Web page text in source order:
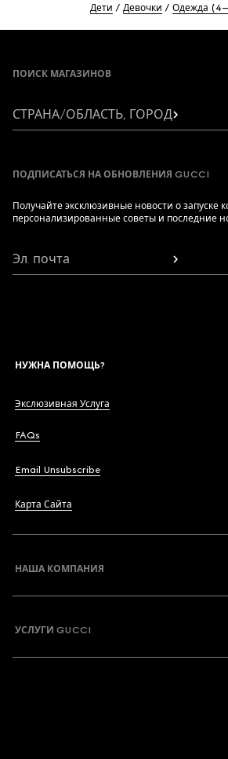
Дети Девочки Одежда
ПОИСК МАГАЗИНОВ
СТРАНА/ОБЛАСТЬ, ГОРОД
ПОДПИСАТЬСЯ НА ОБНОВЛЕНИЯ GUCCI
Получайте эксклюзивные новости о запуске
персонализированные советы и последние
Эл. почта
НУЖНА ПОМОЩЬ?
Экслюзивная Услуга
FAQs
Email Unsubscribe
Карта Сайта
НАША КОМПАНИЯ
УСЛУГИ GUCCI